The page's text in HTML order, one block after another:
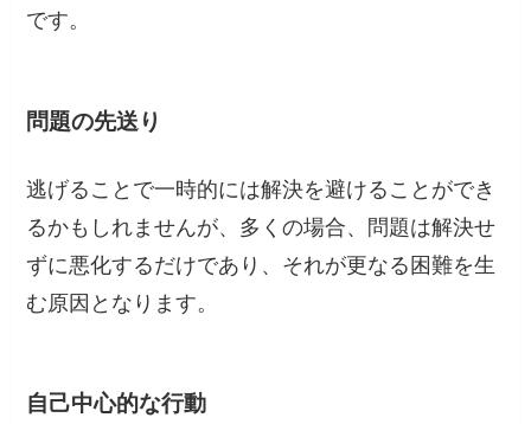
です。
問題の先送り
逃げることで一時的には解決を避けることができ
るかもしれませんが、多くの場合、問題は解決せ
ずに悪化するだけであり、それが更なる困難を生
む原因となります。
自己中心的な行動